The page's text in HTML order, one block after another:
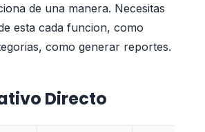
de una manera. Necesitas
esta cada funcion, como
como generar reportes.
Directo